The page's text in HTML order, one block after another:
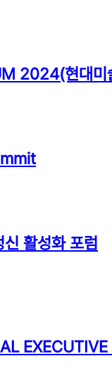
2024(현대미
활성화 포럼